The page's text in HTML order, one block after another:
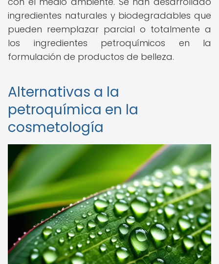
ingredientes naturales y biodegradables que
pueden reemplazar parcial o totalmente a
los ingredientes petroquímicos en la
formulación de productos de belleza.
Alternativas a la
petroquímica en la
cosmetología